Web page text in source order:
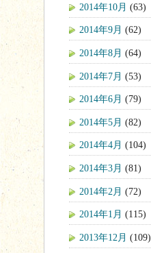
2014年10月 (63)
2014年9月 (62)
2014年8月 (64)
2014年7月 (53)
2014年6月 (79)
2014年5月 (82)
2014年4月 (104)
2014年3月 (81)
2014年2月 (72)
2014年1月 (115)
2013年12月 (109)